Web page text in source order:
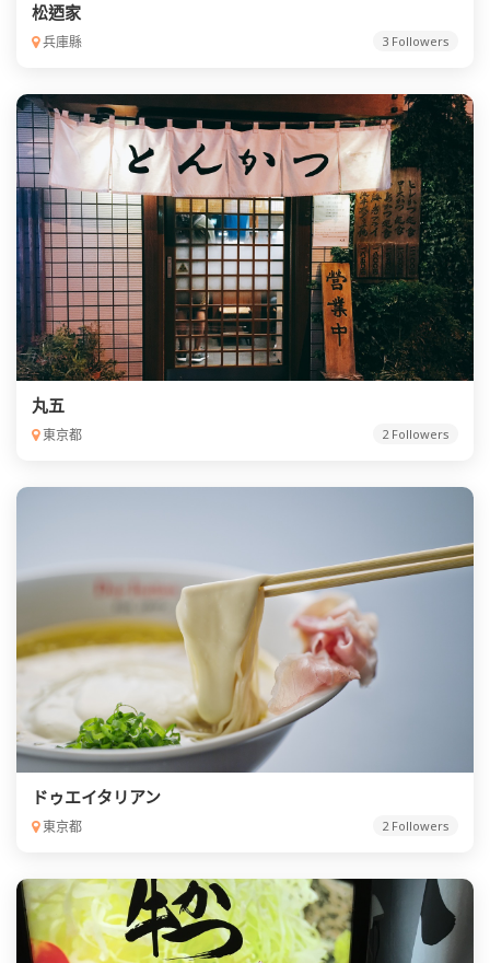
松迺家
兵庫縣 3 Followers
丸五
東京都 2 Followers
ドゥエイタリアン
東京都 2 Followers